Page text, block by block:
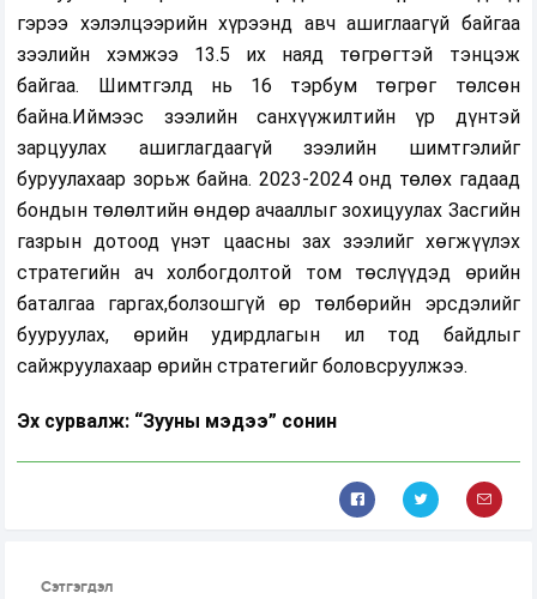
гэрээ хэлэлцээрийн хүрээнд авч ашиглаагүй байгаа
зээлийн хэмжээ 13.5 их наяд төгрөгтэй тэнцэж
байгаа. Шимтгэлд нь 16 тэрбум төгрөг төлсөн
байна.Иймээс зээлийн санхүүжилтийн үр дүнтэй
зарцуулах ашиглагдаагүй зээлийн шимтгэлийг
буруулахаар зорьж байна. 2023-2024 онд төлөх гадаад
бондын төлөлтийн өндөр ачааллыг зохицуулах Засгийн
газрын дотоод үнэт цаасны зах зээлийг хөгжүүлэх
стратегийн ач холбогдолтой том төслүүдэд өрийн
баталгаа гаргах,болзошгүй өр төлбөрийн эрсдэлийг
бууруулах, өрийн удирдлагын ил тод байдлыг
сайжруулахаар өрийн стратегийг боловсруулжээ.
Эх сурвалж: “Зууны мэдээ” сонин
Сэтгэгдэл